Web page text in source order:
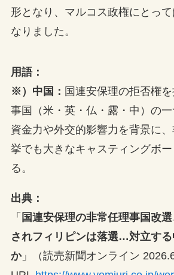
形となり、マルコス政権にとっ
なりました。
用語：
※）中国： 国連安保理の拒否権
事国（米・英・仏・露・中）の
資金力や外交的影響力を背景に
挙でも大きなキャスティングボ
る。
出典：
「 国連安保理の非常任理事国改
されフィリピンは落選…対立する
か」（読売新聞オンライン